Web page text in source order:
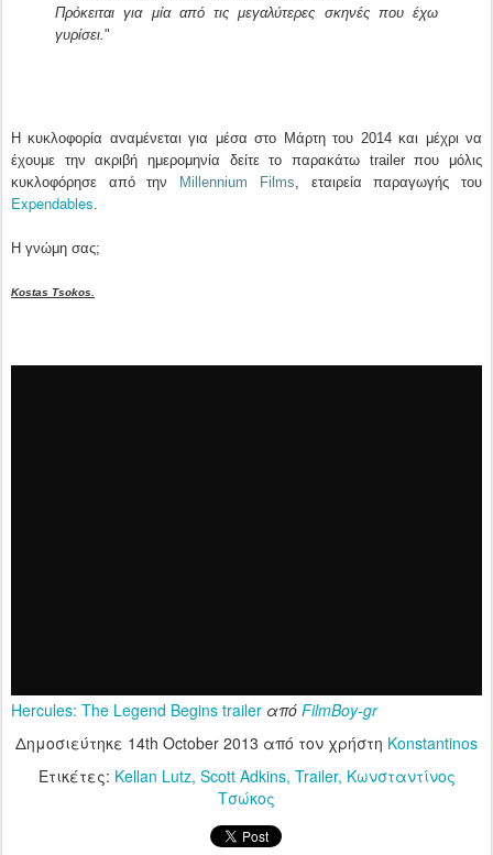
Πρόκειται για μία από τις μεγαλύτερες σκηνές που έχω
γυρίσει. "
H κυκλοφορία αναμένεται για μέσα στο Μάρτη του 2014 και μέχρι να
έχουμε την ακριβή ημερομηνία δείτε το παρακάτω trailer που μόλις
κυκλοφόρησε από την Millennium Films , εταιρεία παραγωγής του
Expendables
Η γνώμη σας;
Kostas Tsokos.
Hercules: The Legend Begins trailer από FilmBoy-gr
Δημοσιεύτηκε 14th October 2013 από τον χρήστη Konstantinos
Ετικέτες: Kellan Lutz Scott Adkins Trailer Κωνσταντίνος
Τσώκος